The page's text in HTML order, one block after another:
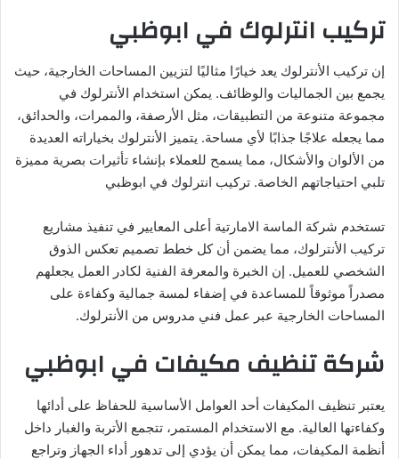
تركيب انترلوك في ابوظبي
إن تركيب الأنترلوك يعد خيارًا مثاليًا لتزيين المساحات الخارجية، حيث
يجمع بين الجماليات والوظائف. يمكن استخدام الأنترلوك في
مجموعة متنوعة من التطبيقات، مثل الأرصفة، والممرات، والحدائق،
مما يجعله علاجًا جذابًا لأي مساحة. يتميز الأنترلوك بخياراته العديدة
من الألوان والأشكال، مما يسمح للعملاء بإنشاء تأثيرات بصرية مميزة
تلبي احتياجاتهم الخاصة. تركيب انترلوك في ابوظبي
تستخدم شركة الماسة الامارتية أعلى المعايير في تنفيذ مشاريع
تركيب الأنترلوك، مما يضمن أن كل خطط تصميم تعكس الذوق
الشخصي للعميل. إن الخبرة والمعرفة الفنية لكادر العمل يجعلهم
مصدراً موثوقاً للمساعدة في إضفاء لمسة جمالية وكفاءة على
المساحات الخارجية عبر عمل فني مدروس من الأنترلوك.
شركة تنظيف مكيفات في ابوظبي
يعتبر تنظيف المكيفات أحد العوامل الأساسية للحفاظ على أدائها
وكفاءتها العالية. مع الاستخدام المستمر، تتجمع الأتربة والغبار داخل
أنظمة المكيفات، مما يمكن أن يؤدي إلى تدهور أداء الجهاز وتراجع